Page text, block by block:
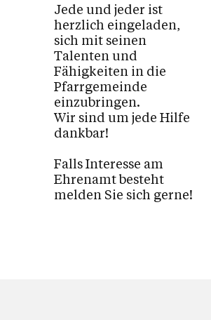
Jede und jeder ist
herzlich eingeladen,
sich mit seinen
Talenten und
Fähigkeiten in die
Pfarrgemeinde
einzubringen.
Wir sind um jede Hilfe
dankbar!
Falls Interesse am
Ehrenamt besteht
melden Sie sich gerne!